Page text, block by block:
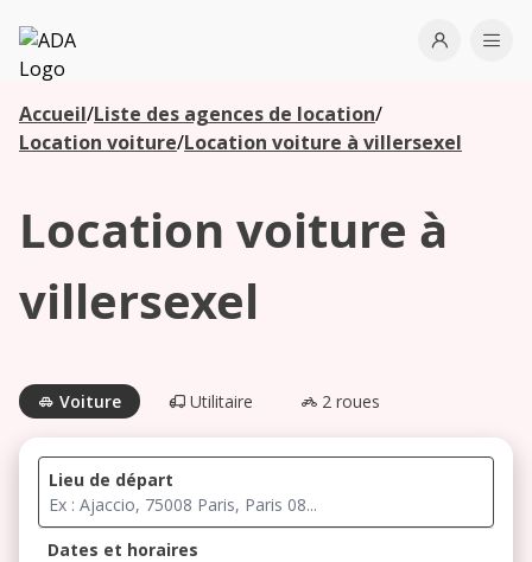
ADA
Open
Accueil/Liste des agences de location/
Location voiture/Location voiture à villersexel
Location voiture à
villersexel
Voiture Utilitaire 2 roues
Lieu de départ
Dates et horaires
Les
agences à
Commencez
votre
agences à
proximité